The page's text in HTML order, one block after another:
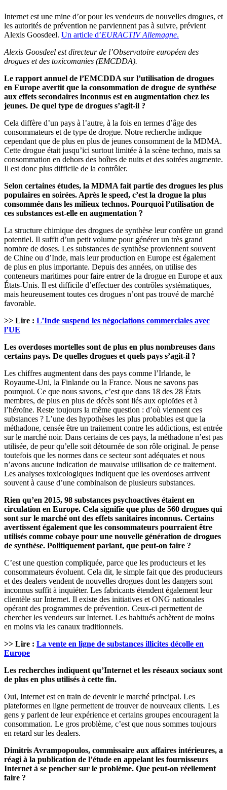
Internet est une mine d’or pour les vendeurs de nouvelles drogues, et
les autorités de prévention ne parviennent pas à suivre, prévient
Alexis Goosdeel. Un article d’EURACTIV Allemagne.
Alexis Goosdeel est directeur de l’Observatoire européen des
drogues et des toxicomanies (EMCDDA).
Le rapport annuel de l’EMCDDA sur l’utilisation de drogues
en Europe avertit que la consommation de drogue de synthèse
aux effets secondaires inconnus est en augmentation chez les
jeunes. De quel type de drogues s’agit-il ?
Cela diffère d’un pays à l’autre, à la fois en termes d’âge des
consommateurs et de type de drogue. Notre recherche indique
cependant que de plus en plus de jeunes consomment de la MDMA.
Cette drogue était jusqu’ici surtout limitée à la scène techno, mais sa
consommation en dehors des boîtes de nuits et des soirées augmente.
Il est donc plus difficile de la contrôler.
Selon certaines études, la MDMA fait partie des drogues les plus
populaires en soirées. Après le speed, c’est la drogue la plus
consommée dans les milieux technos. Pourquoi l’utilisation de
ces substances est-elle en augmentation ?
La structure chimique des drogues de synthèse leur confère un grand
potentiel. Il suffit d’un petit volume pour générer un très grand
nombre de doses. Les substances de synthèse proviennent souvent
de Chine ou d’Inde, mais leur production en Europe est également
de plus en plus importante. Depuis des années, on utilise des
conteneurs maritimes pour faire entrer de la drogue en Europe et aux
États-Unis. Il est difficile d’effectuer des contrôles systématiques,
mais heureusement toutes ces drogues n’ont pas trouvé de marché
favorable.
>> Lire : L’Inde suspend les négociations commerciales avec
l’UE
Les overdoses mortelles sont de plus en plus nombreuses dans
certains pays. De quelles drogues et quels pays s’agit-il ?
Les chiffres augmentent dans des pays comme l’Irlande, le
Royaume-Uni, la Finlande ou la France. Nous ne savons pas
pourquoi. Ce que nous savons, c’est que dans 18 des 28 États
membres, de plus en plus de décès sont liés aux opioïdes et à
l’héroïne. Reste toujours la même question : d’où viennent ces
substances ? L’une des hypothèses les plus probables est que la
méthadone, censée être un traitement contre les addictions, est entrée
sur le marché noir. Dans certains de ces pays, la méthadone n’est pas
utilisée, de peur qu’elle soit détournée de son rôle original. Je pense
toutefois que les normes dans ce secteur sont adéquates et nous
n’avons aucune indication de mauvaise utilisation de ce traitement.
Les analyses toxicologiques indiquent que les overdoses arrivent
souvent à cause d’une combinaison de plusieurs substances.
Rien qu’en 2015, 98 substances psychoactives étaient en
circulation en Europe. Cela signifie que plus de 560 drogues qui
sont sur le marché ont des effets sanitaires inconnus. Certains
avertissent également que les consommateurs pourraient être
utilisés comme cobaye pour une nouvelle génération de drogues
de synthèse. Politiquement parlant, que peut-on faire ?
C’est une question compliquée, parce que les producteurs et les
consommateurs évoluent. Cela dit, le simple fait que des producteurs
et des dealers vendent de nouvelles drogues dont les dangers sont
inconnus suffit à inquiéter. Les fabricants étendent également leur
clientèle sur Internet. Il existe des initiatives et ONG nationales
opérant des programmes de prévention. Ceux-ci permettent de
chercher les vendeurs sur Internet. Les habitués achètent de moins
en moins via les canaux traditionnels.
>> Lire : La vente en ligne de substances illicites décolle en
Europe
Les recherches indiquent qu’Internet et les réseaux sociaux sont
de plus en plus utilisés à cette fin.
Oui, Internet est en train de devenir le marché principal. Les
plateformes en ligne permettent de trouver de nouveaux clients. Les
gens y parlent de leur expérience et certains groupes encouragent la
consommation. Le gros problème, c’est que nous sommes toujours
en retard sur les dealers.
Dimitris Avrampopoulos, commissaire aux affaires intérieures, a
réagi à la publication de l’étude en appelant les fournisseurs
Internet à se pencher sur le problème. Que peut-on réellement
faire ?